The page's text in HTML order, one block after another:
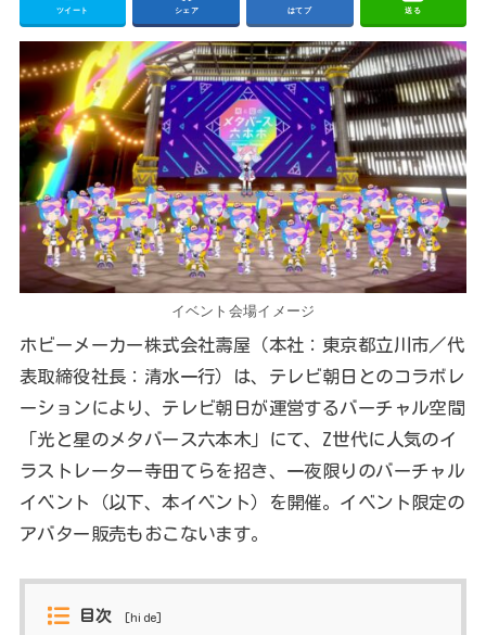
ツイート シェア はてブ 送る
イベント会場イメージ
ホビーメーカー株式会社壽屋（本社：東京都立川市／代
表取締役社長：清水一行）は、テレビ朝日とのコラボレ
ーションにより、テレビ朝日が運営するバーチャル空間
「光と星のメタバース六本木」にて、Z世代に人気のイ
ラストレーター寺田てらを招き、一夜限りのバーチャル
イベント（以下、本イベント）を開催。イベント限定の
アバター販売もおこないます。
目次 [hide]